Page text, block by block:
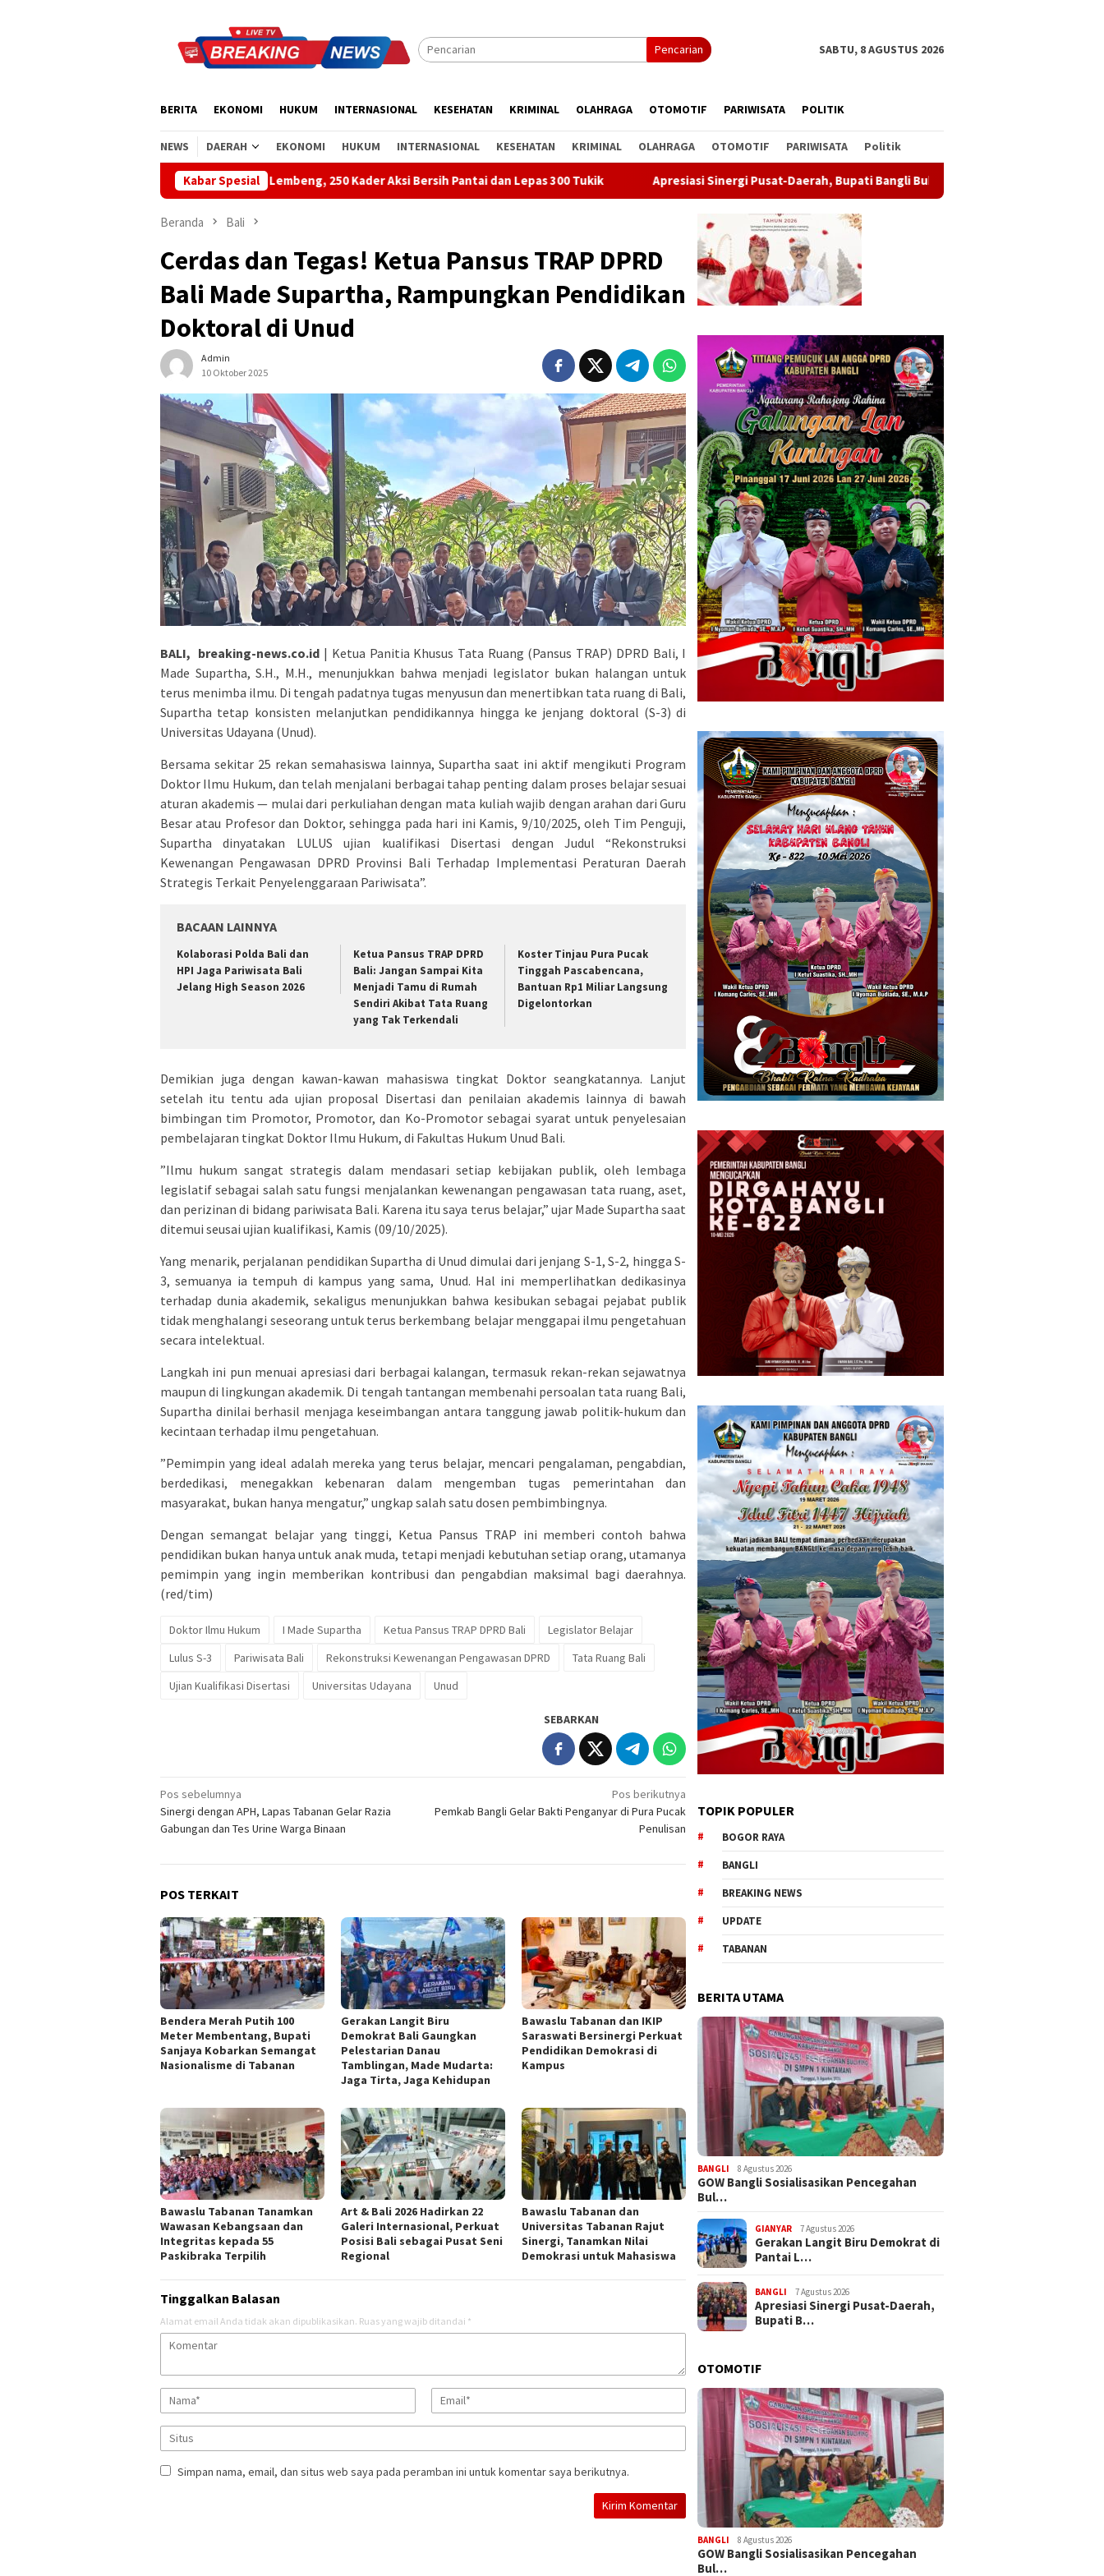
Pencarian SABTU, 8 AGUSTUS 2026
BERITA EKONOMI HUKUM INTERNASIONAL KESEHATAN KRIMINAL OLAHRAGA OTOMOTIF PARIWISATA POLITIK
NEWS DAERAH EKONOMI HUKUM INTERNASIONAL KESEHATAN KRIMINAL OLAHRAGA OTOMOTIF PARIWISATA Politik
Kabar Spesial
Biru Demokrat di Pantai Lembeng, 250 Kader Aksi Bersih Pantai dan Lepas 300 Tukik Apresiasi Sinergi Pusat-Daerah, Bupati Bangli Buka Sosialisasi RUU Satu Data Indonesia
Beranda Bali
Cerdas dan Tegas! Ketua Pansus TRAP DPRD
Bali Made Supartha, Rampungkan Pendidikan
Doktoral di Unud
Admin
10 Oktober 2025
BALI, breaking-news.co.id | Ketua Panitia Khusus Tata Ruang (Pansus TRAP) DPRD Bali, I
Made Supartha, S.H., M.H., menunjukkan bahwa menjadi legislator bukan halangan untuk
terus menimba ilmu. Di tengah padatnya tugas menyusun dan menertibkan tata ruang di Bali,
Supartha tetap konsisten melanjutkan pendidikannya hingga ke jenjang doktoral (S-3) di
Universitas Udayana (Unud).
​Bersama sekitar 25 rekan semahasiswa lainnya, Supartha saat ini aktif mengikuti Program
Doktor Ilmu Hukum, dan telah menjalani berbagai tahap penting dalam proses belajar sesuai
aturan akademis — mulai dari perkuliahan dengan mata kuliah wajib dengan arahan dari Guru
Besar atau Profesor dan Doktor, sehingga pada hari ini Kamis, 9/10/2025, oleh Tim Penguji,
Supartha dinyatakan LULUS ujian kualifikasi Disertasi dengan Judul “Rekonstruksi
Kewenangan Pengawasan DPRD Provinsi Bali Terhadap Implementasi Peraturan Daerah
Strategis Terkait Penyelenggaraan Pariwisata”.
BACAAN LAINNYA
Kolaborasi Polda Bali dan
HPI Jaga Pariwisata Bali
Jelang High Season 2026
Ketua Pansus TRAP DPRD
Bali: Jangan Sampai Kita
Menjadi Tamu di Rumah
Sendiri Akibat Tata Ruang
yang Tak Terkendali
Koster Tinjau Pura Pucak
Tinggah Pascabencana,
Bantuan Rp1 Miliar Langsung
Digelontorkan
Demikian juga dengan kawan-kawan mahasiswa tingkat Doktor seangkatannya. Lanjut
setelah itu tentu ada ujian proposal Disertasi dan penilaian akademis lainnya di bawah
bimbingan tim Promotor, Promotor, dan Ko-Promotor sebagai syarat untuk penyelesaian
pembelajaran tingkat Doktor Ilmu Hukum, di Fakultas Hukum Unud Bali.
​”Ilmu hukum sangat strategis dalam mendasari setiap kebijakan publik, oleh lembaga
legislatif sebagai salah satu fungsi menjalankan kewenangan pengawasan tata ruang, aset,
dan perizinan di bidang pariwisata Bali. Karena itu saya terus belajar,” ujar Made Supartha saat
ditemui seusai ujian kualifikasi, Kamis (09/10/2025).
​Yang menarik, perjalanan pendidikan Supartha di Unud dimulai dari jenjang S-1, S-2, hingga S-
3, semuanya ia tempuh di kampus yang sama, Unud. Hal ini memperlihatkan dedikasinya
terhadap dunia akademik, sekaligus menunjukkan bahwa kesibukan sebagai pejabat publik
tidak menghalangi seseorang untuk terus berkembang belajar menggapai ilmu pengetahuan
secara intelektual.
​Langkah ini pun menuai apresiasi dari berbagai kalangan, termasuk rekan-rekan sejawatnya
maupun di lingkungan akademik. Di tengah tantangan membenahi persoalan tata ruang Bali,
Supartha dinilai berhasil menjaga keseimbangan antara tanggung jawab politik-hukum dan
kecintaan terhadap ilmu pengetahuan.
​”Pemimpin yang ideal adalah mereka yang terus belajar, mencari pengalaman, pengabdian,
berdedikasi, menegakkan kebenaran dalam mengemban tugas pemerintahan dan
masyarakat, bukan hanya mengatur,” ungkap salah satu dosen pembimbingnya.
​Dengan semangat belajar yang tinggi, Ketua Pansus TRAP ini memberi contoh bahwa
pendidikan bukan hanya untuk anak muda, tetapi menjadi kebutuhan setiap orang, utamanya
pemimpin yang ingin memberikan kontribusi dan pengabdian maksimal bagi daerahnya.
(red/tim)
Doktor Ilmu Hukum I Made Supartha Ketua Pansus TRAP DPRD Bali
Legislator Belajar
Lulus S-3
Pariwisata Bali Rekonstruksi Kewenangan Pengawasan DPRD
Tata Ruang Bali
Ujian Kualifikasi Disertasi
Universitas Udayana Unud
SEBARKAN
Navigasi
pos
Pos sebelumnya
Sinergi dengan APH, Lapas Tabanan Gelar Razia
Gabungan dan Tes Urine Warga Binaan
Pos berikutnya
Pemkab Bangli Gelar Bakti Penganyar di Pura Pucak
Penulisan
POS TERKAIT
Bendera Merah Putih 100
Meter Membentang, Bupati
Sanjaya Kobarkan Semangat
Nasionalisme di Tabanan
Gerakan Langit Biru
Demokrat Bali Gaungkan
Pelestarian Danau
Tamblingan, Made Mudarta:
Jaga Tirta, Jaga Kehidupan
Bawaslu Tabanan dan IKIP
Saraswati Bersinergi Perkuat
Pendidikan Demokrasi di
Kampus
Bawaslu Tabanan Tanamkan
Wawasan Kebangsaan dan
Integritas kepada 55
Paskibraka Terpilih
Art & Bali 2026 Hadirkan 22
Galeri Internasional, Perkuat
Posisi Bali sebagai Pusat Seni
Regional
Bawaslu Tabanan dan
Universitas Tabanan Rajut
Sinergi, Tanamkan Nilai
Demokrasi untuk Mahasiswa
Tinggalkan Balasan
Alamat email Anda tidak akan dipublikasikan. Ruas yang wajib ditandai *
Simpan nama, email, dan situs web saya pada peramban ini untuk komentar saya berikutnya.
TOPIK POPULER
BOGOR RAYA
BANGLI
BREAKING NEWS
UPDATE
TABANAN
BERITA UTAMA
BANGLI 8 Agustus 2026
GOW Bangli Sosialisasikan Pencegahan
Bul…
GIANYAR 7 Agustus 2026
Gerakan Langit Biru Demokrat di
Pantai L…
BANGLI 7 Agustus 2026
Apresiasi Sinergi Pusat-Daerah,
Bupati B…
OTOMOTIF
BANGLI 8 Agustus 2026
GOW Bangli Sosialisasikan Pencegahan
Bul…